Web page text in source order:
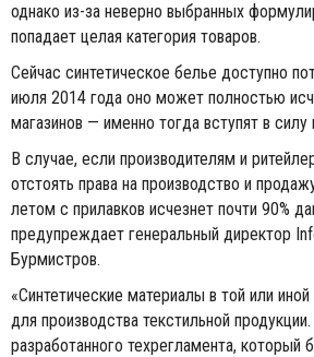
однако из-за неверно выбранных
попадает целая категория товаров.
Сейчас синтетическое белье доступно
июля 2014 года оно может полностью
магазинов — именно тогда вступят в
В случае, если производителям и
отстоять права на производство и
летом с прилавков исчезнет почти 90%
предупреждает генеральный директор
Бурмистров.
«Синтетические материалы в той или
для производства текстильной
разработанного техрегламента, который